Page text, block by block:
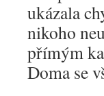
ukázala
nikoho
přímým
Doma se